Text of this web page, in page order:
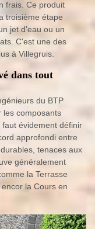
frais. Ce produit
troisième étape
jet d'eau ou un
C'est une des
à Villegruis.
dans tout
du BTP
les composants
évidement définir
approfondi entre
tenaces aux
généralement
la Terrasse
la Cours en